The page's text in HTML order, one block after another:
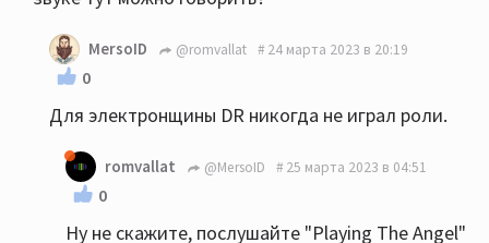
MersoID @romvallat 24 марта 2023 в 20:19
0
Для электронщины DR никогда не играл роли.
romvallat @MersoID 25 марта 2023 в 04:51
0
Ну не скажите, послушайте "Playing The Angel"